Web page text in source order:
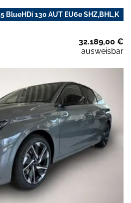
BlueHDi 130 AUT EU6e SHZ,BHL,K
32.189,00 €
ausweisbar